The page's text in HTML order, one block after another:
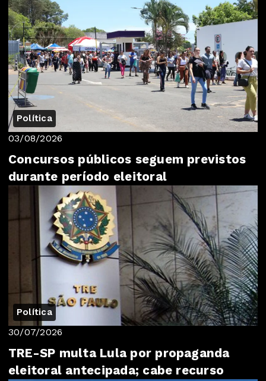
Política
03/08/2026
Concursos públicos seguem previstos
durante período eleitoral
Política
30/07/2026
TRE-SP multa Lula por propaganda
eleitoral antecipada; cabe recurso